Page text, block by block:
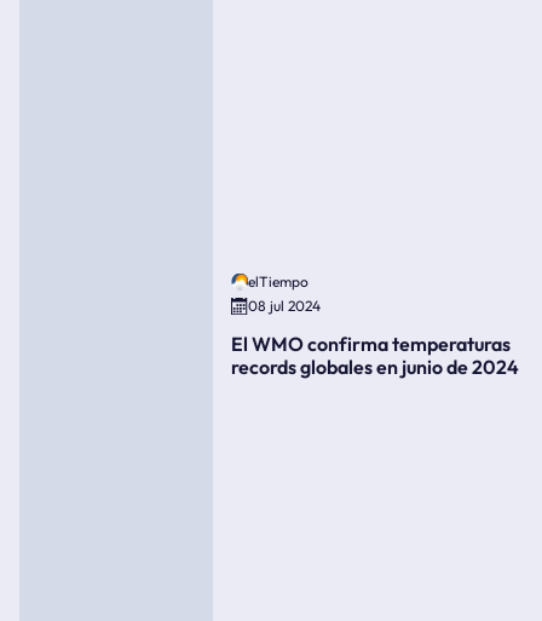
elTiempo
08 jul 2024
El WMO confirma temperaturas
records globales en junio de 2024